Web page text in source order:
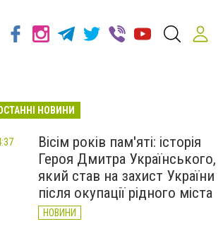
НОВИНИ
Вісім років пам'яті: історія
Героя Дмитра Українського,
який став на захист України
після окупації рідного міста
НОВИНИ